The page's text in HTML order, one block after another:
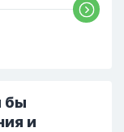
бы
и